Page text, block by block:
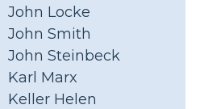
John Locke
John Smith
John Steinbeck
Karl Marx
Keller Helen